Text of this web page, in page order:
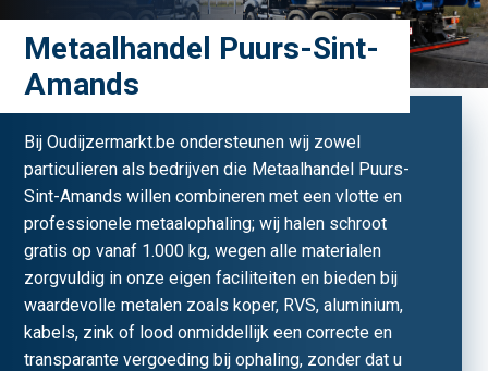
Metaalhandel Puurs-Sint-
Amands
Bij Oudijzermarkt.be ondersteunen wij zowel
particulieren als bedrijven die Metaalhandel Puurs-
Sint-Amands willen combineren met een vlotte en
professionele metaalophaling; wij halen schroot
gratis op vanaf 1.000 kg, wegen alle materialen
zorgvuldig in onze eigen faciliteiten en bieden bij
waardevolle metalen zoals koper, RVS, aluminium,
kabels, zink of lood onmiddellijk een correcte en
transparante vergoeding bij ophaling, zonder dat u